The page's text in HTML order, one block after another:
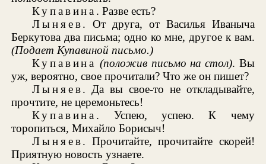
Купавина . Разве есть?
Лыняев. От друга, от Василья Иваныча
Беркутова два письма; одно ко мне, другое к вам.
(Подает Купавиной письмо.)
Купавина (положив письмо на стол). Вы
уж, вероятно, свое прочитали? Что же он пишет?
Лыняев. Да вы свое-то не откладывайте,
прочтите, не церемоньтесь!
Купавина . Успею, успею. К чему
торопиться, Михайло Борисыч!
Лыняев. Прочитайте, прочитайте скорей!
Приятную новость узнаете.